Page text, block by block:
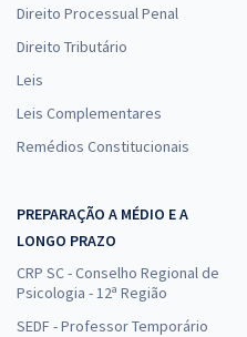
Direito Processual Penal
Direito Tributário
Leis
Leis Complementares
Remédios Constitucionais
PREPARAÇÃO A MÉDIO E A
LONGO PRAZO
CRP SC - Conselho Regional de
Psicologia - 12ª Região
SEDF - Professor Temporário